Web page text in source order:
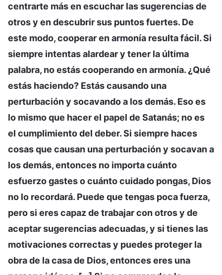
centrarte más en escuchar las sugerencias de
otros y en descubrir sus puntos fuertes. De
este modo, cooperar en armonía resulta fácil. Si
siempre intentas alardear y tener la última
palabra, no estás cooperando en armonía. ¿Qué
estás haciendo? Estás causando una
perturbación y socavando a los demás. Eso es
lo mismo que hacer el papel de Satanás; no es
el cumplimiento del deber. Si siempre haces
cosas que causan una perturbación y socavan a
los demás, entonces no importa cuánto
esfuerzo gastes o cuánto cuidado pongas, Dios
no lo recordará. Puede que tengas poca fuerza,
pero si eres capaz de trabajar con otros y de
aceptar sugerencias adecuadas, y si tienes las
motivaciones correctas y puedes proteger la
obra de la casa de Dios, entonces eres una